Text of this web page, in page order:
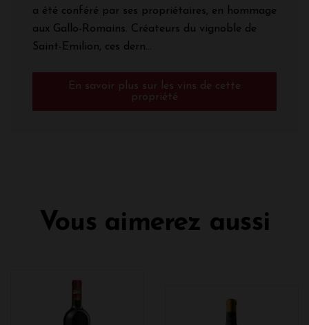
a été conféré par ses propriétaires, en hommage
aux Gallo-Romains. Créateurs du vignoble de
Saint-Emilion, ces dern...
En savoir plus sur les vins de cette
propriété
Vous aimerez aussi